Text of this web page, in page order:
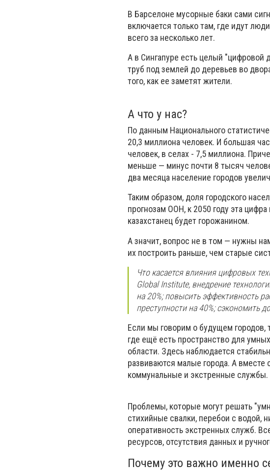
В Барселоне мусорные баки сами
включается только там, где идут
всего за несколько лет.
А в Сингапуре есть целый "цифровой
труб под землей до деревьев во
того, как ее заметят жители.
А что у нас?
По данным Национального
20,3 миллиона человек. И большая
человек, в селах - 7,5 миллиона.
меньше — минус почти 8 тысяч
два месяца население городов
Таким образом, доля городского
прогнозам ООН, к 2050 году эта
казахстанец будет горожанином.
А значит, вопрос не в том — нужны
их построить раньше, чем старые
Что касается влияния цифровых
Global Institute, внедрение
на 20%; повысить эффективность
преступности на 40%; сэкономить
Если мы говорим о будущем городов,
где ещё есть пространство для
области. Здесь наблюдается
развиваются малые города. А вместе
коммунальные и экстренные службы.
Проблемы, которые могут решать
стихийные свалки, перебои с водой,
оперативность экстренных служб.
ресурсов, отсутствия данных и
Почему это важно именно